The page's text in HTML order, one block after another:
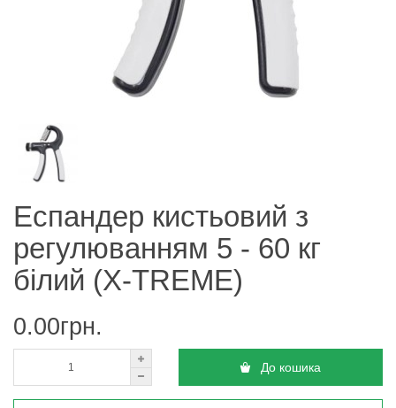
Еспандер кистьовий з
регулюванням 5 - 60 кг
білий (X-TREME)
0.00грн.
До кошика